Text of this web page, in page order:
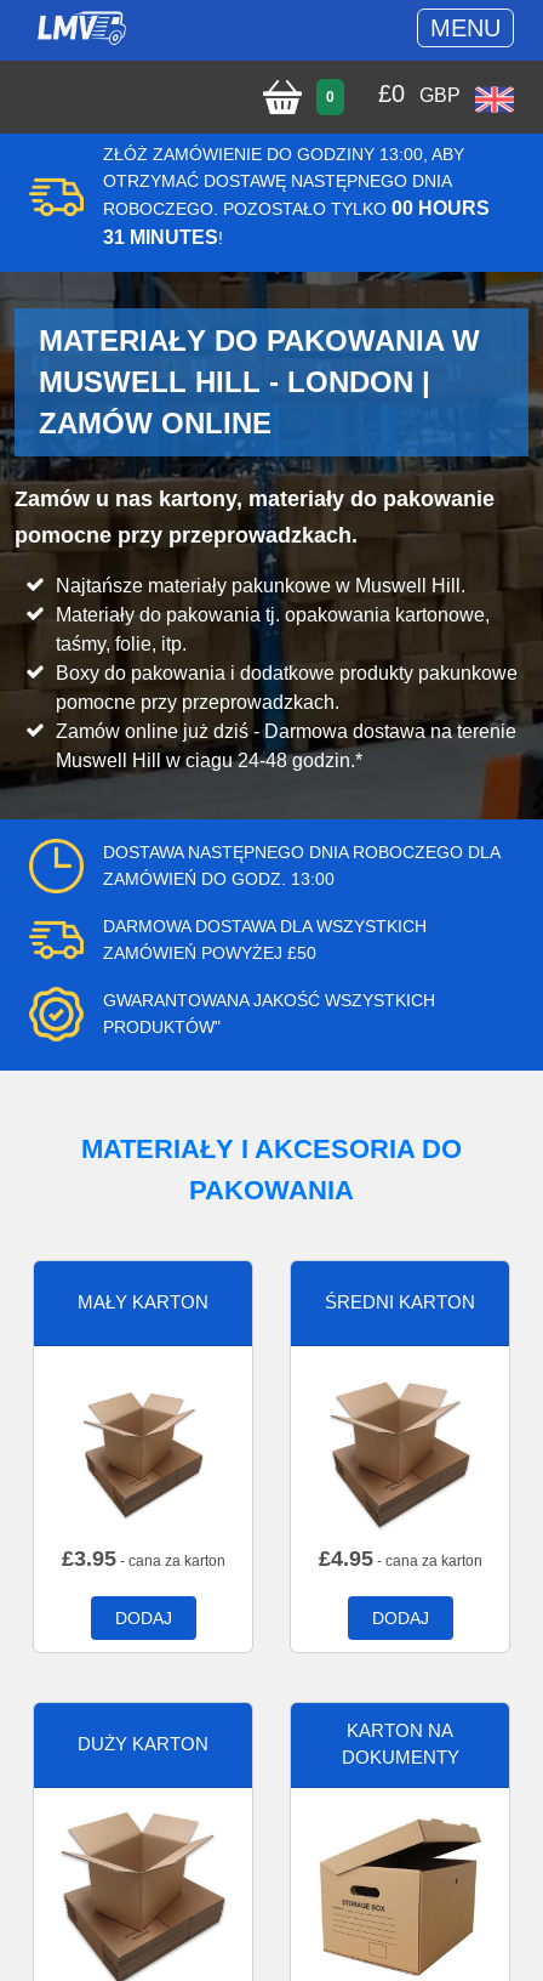
MENU
0 £0 GBP
ZŁÓŻ ZAMÓWIENIE DO GODZINY 13:00, ABY
OTRZYMAĆ DOSTAWĘ NASTĘPNEGO DNIA
ROBOCZEGO. POZOSTAŁO TYLKO 00 HOURS
31 MINUTES!
MATERIAŁY DO PAKOWANIA W
MUSWELL HILL - LONDON |
ZAMÓW ONLINE
Zamów u nas kartony, materiały do pakowanie
pomocne przy przeprowadzkach.
Najtańsze materiały pakunkowe w Muswell Hill.
Materiały do pakowania tj. opakowania kartonowe,
taśmy, folie, itp.
Boxy do pakowania i dodatkowe produkty pakunkowe
pomocne przy przeprowadzkach.
Zamów online już dziś - Darmowa dostawa na terenie
Muswell Hill w ciagu 24-48 godzin.*
DOSTAWA NASTĘPNEGO DNIA ROBOCZEGO DLA
ZAMÓWIEŃ DO GODZ. 13:00
DARMOWA DOSTAWA DLA WSZYSTKICH
ZAMÓWIEŃ POWYŻEJ £50
GWARANTOWANA JAKOŚĆ WSZYSTKICH
PRODUKTÓW"
MATERIAŁY I AKCESORIA DO
PAKOWANIA
MAŁY KARTON
£3.95- cana za karton
DODAJ
ŚREDNI KARTON
£4.95- cana za karton
DODAJ
DUŻY KARTON
KARTON NA
DOKUMENTY